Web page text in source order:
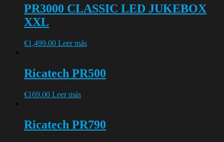
PR3000 CLASSIC LED JUKEBOX
XXL
€1,499.00 Leer más
Ricatech PR500
€169.00 Leer más
Ricatech PR790